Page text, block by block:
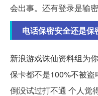
会出事。还有登录是输
电话保密安全还是保
新浪游戏诛仙资料组为
保卡都不是100%不被
倒没试过打不通 个人觉